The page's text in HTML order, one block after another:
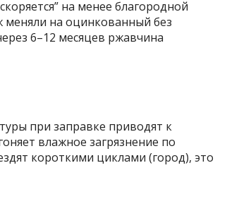
на менее благородной
меняли на оцинкованный без
6–12 месяцев ржавчина
при заправке приводят к
влажное загрязнение по
короткими циклами (город), это